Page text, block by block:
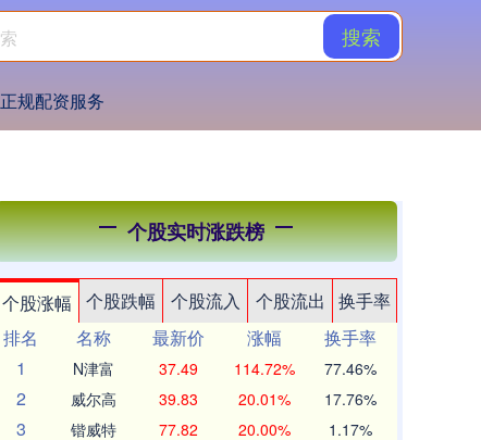
搜索
正规配资服务
个股实时涨跌榜
个股涨幅 个股跌幅 个股流入 个股流出
换手率
排名
名称 最新价 涨幅
换手率
1
N津富 37.49 114.72% 77.46%
2 威尔高 39.83 20.01% 17.76%
3 锴威特 77.82 20.00% 1.17%